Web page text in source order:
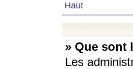
Haut
» Que sont
Les